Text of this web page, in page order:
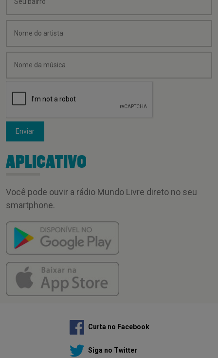
Enviar
APLICATIVO
Você pode ouvir a rádio Mundo Livre direto no seu
smartphone.
Curta no Facebook
Siga no Twitter